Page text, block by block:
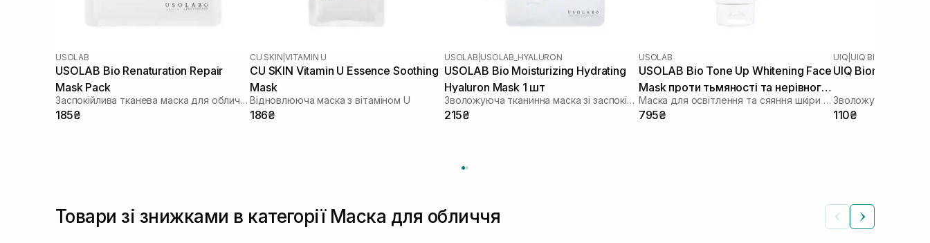
USOLAB
USOLAB Bio Renaturation Repair
Mask Pack
Заспокійлива тканева маска для обличчя
185₴
CU SKIN |VITAMIN U
CU SKIN Vitamin U Essence Soothing
Mask
Відновлююча маска з вітаміном U
186₴
USOLAB USOLAB_HYALURON
USOLAB Bio Moisturizing Hydrating
Hyaluron Mask 1 шт
Зволожуюча тканинна маска зі заспокійливою та антивіковою дією
215₴
USOLAB
USOLAB Bio Tone Up Whitening Face
Mask проти тьмяності та нерівного
тону 50 мл
Маска для освітлення та сяяння шкіри обличчя
795₴
UIQ UIQ BIOME BARRIER
UIQ Biome
Зволожувальна
110₴
Товари зі знижками в категорії Маска для обличчя